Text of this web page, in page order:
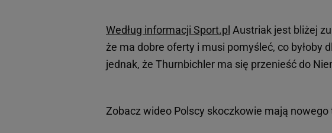
Według informacji Sport.pl Austriak jest bliżej
że ma dobre oferty i musi pomyśleć, co byłoby
jednak, że Thurnbichler ma się przenieść do
Zobacz wideo Polscy skoczkowie mają